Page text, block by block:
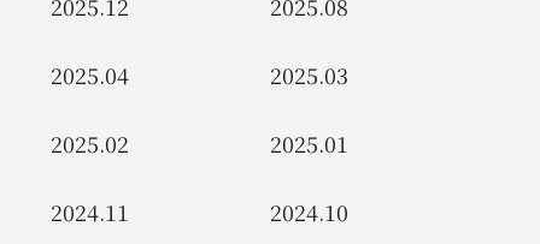
2025.12 2025.08
2025.04 2025.03
2025.02 2025.01
2024.11 2024.10